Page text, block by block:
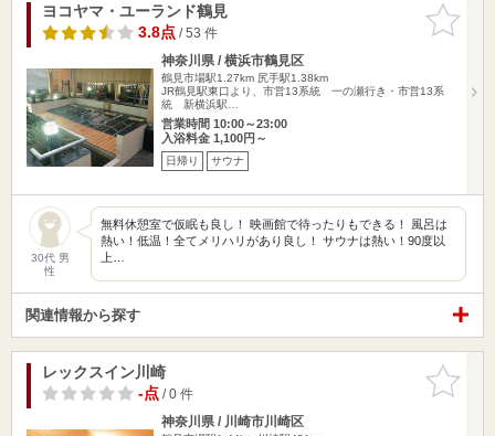
お気に入
りに追加
ヨコヤマ・ユーランド鶴見
3.8点/ 53 件
神奈川県 / 横浜市鶴見区
鶴見市場駅1.27km 尻手駅1.38km
JR鶴見駅東口より、市営13系統 一の瀬行き・市営13系
統 新横浜駅…
営業時間 10:00～23:00
入浴料金 1,100円～
日帰り サウナ
30代 男
性
無料休憩室で仮眠も良し！ 映画館で待ったりもできる！ 風呂は
熱い！低温！全てメリハリがあり良し！ サウナは熱い！90度以
上…
関連情報から探す
お気に入
りに追加
レックスイン川崎
-点/ 0 件
神奈川県 / 川崎市川崎区